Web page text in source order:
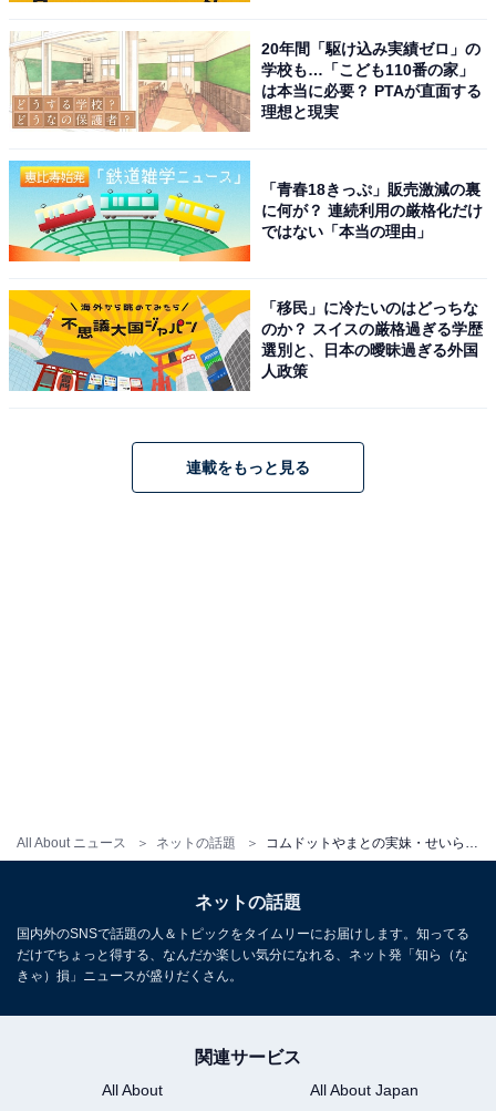
All About ニュース ネットの話題
20年間「駆け込み実績ゼロ」の
学校も…「こども110番の家」
は本当に必要？ PTAが直面する
理想と現実
「青春18きっぷ」販売激減の裏
に何が？ 連続利用の厳格化だけ
ではない「本当の理由」
「移民」に冷たいのはどっちな
のか？ スイスの厳格過ぎる学歴
選別と、日本の曖昧過ぎる外国
人政策
連載をもっと見る
ネットの話題
国内外のSNSで話題の人＆トピックをタイムリーにお届けします。知ってる
だけでちょっと得する、なんだか楽しい気分になれる、ネット発「知ら（な
きゃ）損」ニュースが盛りだくさん。
関連サービス
All About
All About Japan